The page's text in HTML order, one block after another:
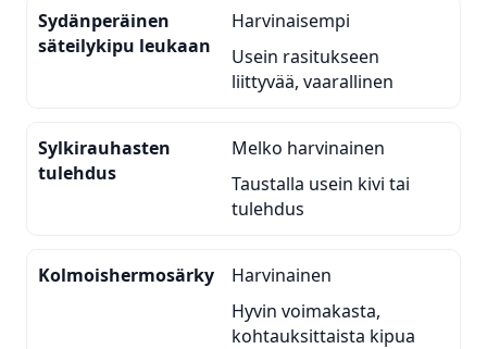
Sydänperäinen
säteilykipu leukaan
Harvinaisempi
Usein rasitukseen
liittyvää, vaarallinen
Sylkirauhasten
tulehdus
Melko harvinainen
Taustalla usein kivi tai
tulehdus
Kolmoishermosärky
Harvinainen
Hyvin voimakasta,
kohtauksittaista kipua